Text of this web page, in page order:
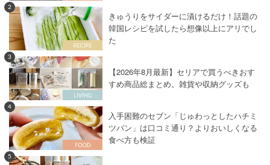
2
きゅうりをサイダーに漬けるだけ！話題の
韓国レシピを試したら想像以上にアリでし
た
3
【2026年8月最新】セリアで買うべきおす
すめ商品総まとめ。雑貨や収納グッズも
4
入手困難のセブン「じゅわっとしたハチミ
ツパン」は口コミ通り？よりおいしくなる
食べ方も検証
5